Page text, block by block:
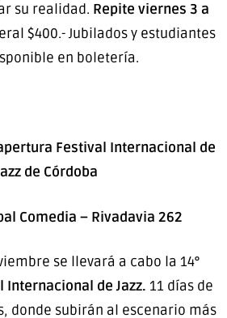
su realidad. Repite viernes 3 a
$400.- Jubilados y estudiantes
en boletería.
Festival Internacional de
de Córdoba
Comedia – Rivadavia 262
se llevará a cabo la 14°
Internacional de Jazz. 11 días de
donde subirán al escenario más